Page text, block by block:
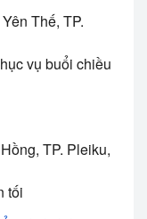
Thế, TP.
vụ buổi chiều
TP. Pleiku,
tối